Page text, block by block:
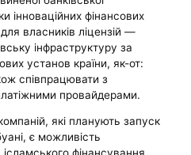
інноваційних фінансових
власників ліцензій —
інфраструктуру за
установ країни, як-от:
співпрацювати з
провайдерами.
які планують запуск
є можливість